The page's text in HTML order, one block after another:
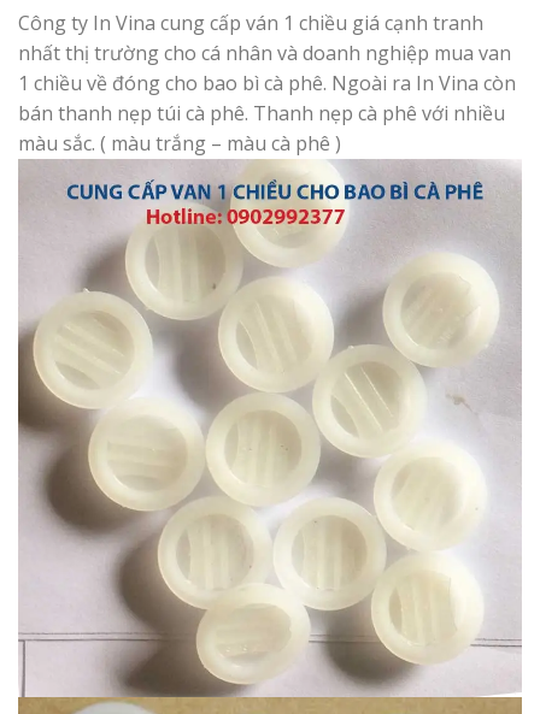
Công ty In Vina cung cấp ván 1 chiều giá cạnh tranh
nhất thị trường cho cá nhân và doanh nghiệp mua van
1 chiều về đóng cho bao bì cà phê. Ngoài ra In Vina còn
bán thanh nẹp túi cà phê. Thanh nẹp cà phê với nhiều
màu sắc. ( màu trắng – màu cà phê )